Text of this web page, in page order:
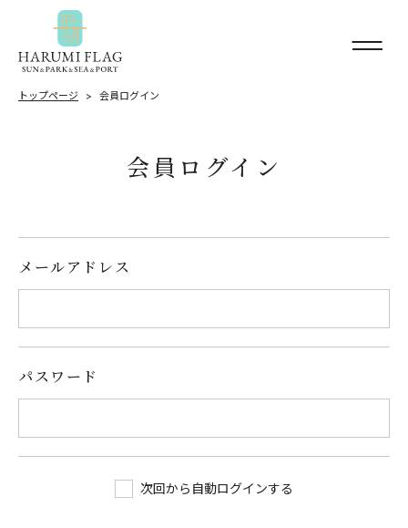
トップページ 会員ログイン
会員ログイン
メールアドレス
パスワード
次回から自動ログインする